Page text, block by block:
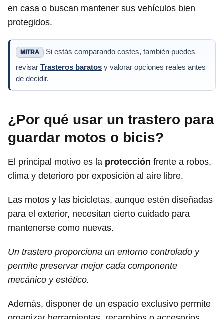
en casa o buscan mantener sus vehículos bien
protegidos.
MITRA
Si estás comparando costes, también puedes
revisar Trasteros baratos y valorar opciones reales antes
de decidir.
¿Por qué usar un trastero para
guardar motos o bicis?
El principal motivo es la protección frente a robos,
clima y deterioro por exposición al aire libre.
Las motos y las bicicletas, aunque estén diseñadas
para el exterior, necesitan cierto cuidado para
mantenerse como nuevas.
Un trastero proporciona un entorno controlado y
permite preservar mejor cada componente
mecánico y estético.
Además, disponer de un espacio exclusivo permite